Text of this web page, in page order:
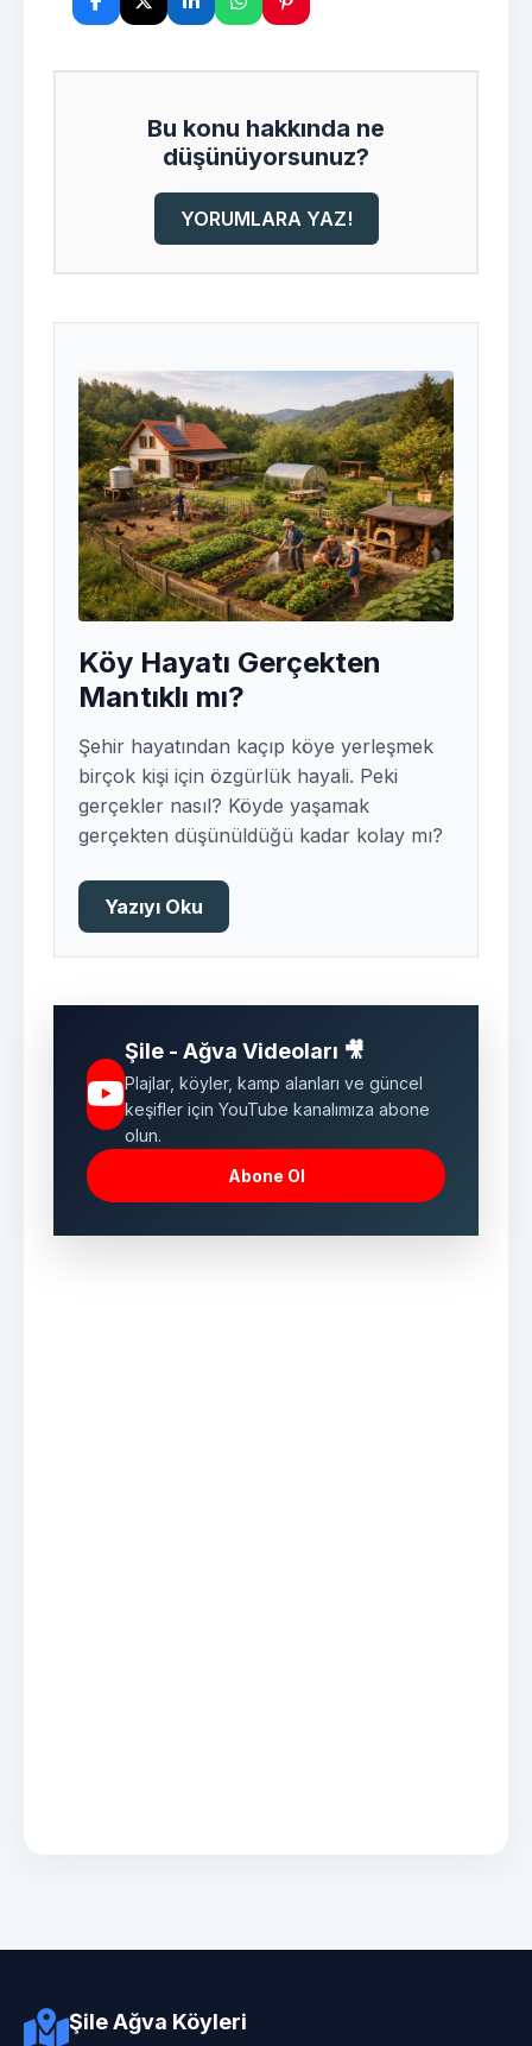
Bu konu hakkında ne
düşünüyorsunuz?
YORUMLARA YAZ!
Köy Hayatı Gerçekten
Mantıklı mı?
Şehir hayatından kaçıp köye yerleşmek
birçok kişi için özgürlük hayali. Peki
gerçekler nasıl? Köyde yaşamak
gerçekten düşünüldüğü kadar kolay mı?
Yazıyı Oku
Şile - Ağva Videoları 🎥
Plajlar, köyler, kamp alanları ve güncel
keşifler için YouTube kanalımıza abone
olun.
Abone Ol
Şile Ağva Köyleri